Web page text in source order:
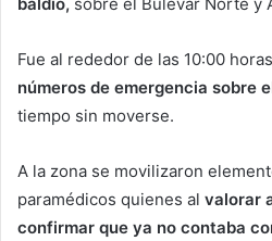
Fue al rededor de las 10:00
números de emergencia sobre
tiempo sin moverse.
A la zona se movilizaron
paramédicos quienes al valorar
confirmar que ya no contaba